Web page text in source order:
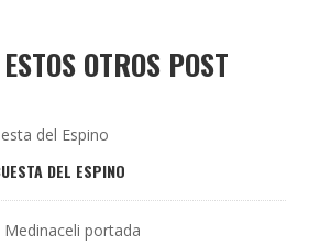
OTROS POST
DEL ESPINO